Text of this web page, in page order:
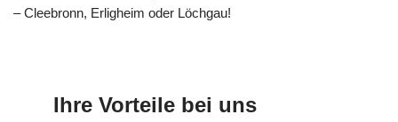
– Cleebronn, Erligheim oder Löchgau!
Ihre Vorteile bei uns